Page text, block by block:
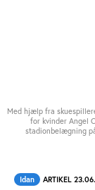
Med hjælp fra
for kvinder Angel
stadionbelægning
Idan ARTIKEL